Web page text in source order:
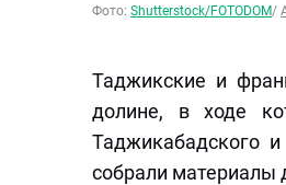
Фото: Shutterstock/FOTODOM/
Таджикские и
долине, в ходе
Таджикабадского
собрали материалы